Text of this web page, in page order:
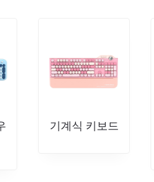
기계식 키보드